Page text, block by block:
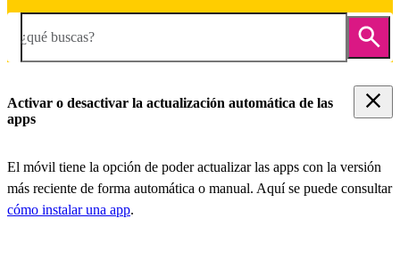
¿qué buscas?
Activar o desactivar la actualización automática de las
apps
El móvil tiene la opción de poder actualizar las apps con la versión
más reciente de forma automática o manual. Aquí se puede consultar
cómo instalar una app.